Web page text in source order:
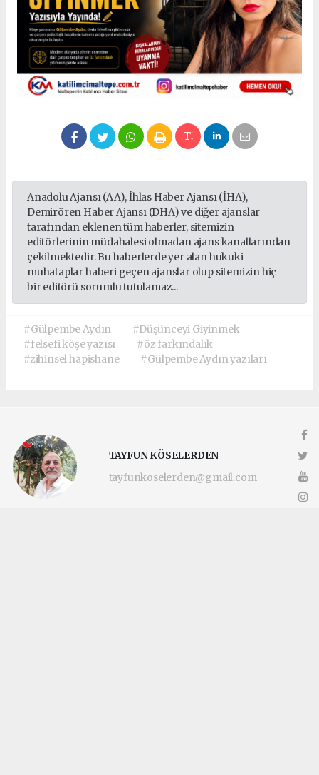
Anadolu Ajansı (AA), İhlas Haber Ajansı (İHA),
Demirören Haber Ajansı (DHA) ve diğer ajanslar
tarafından eklenen tüm haberler, sitemizin
editörlerinin müdahalesi olmadan ajans kanallarından
çekilmektedir. Bu haberlerde yer alan hukuki
muhataplar haberi geçen ajanslar olup sitemizin hiç
bir editörü sorumlu tutulamaz...
#Gülpembe Aydın
#Düşünceyi Giyinmek
#felsefi köşe yazısı
#öz farkındalık
#zihinsel hapishane
#Gülpembe Aydın yazıları
TAYFUN KÖSELERDEN
tayfunkoselerden@gmail.com